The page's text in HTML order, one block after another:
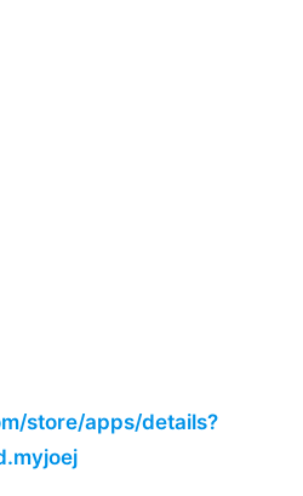
store/apps/details?